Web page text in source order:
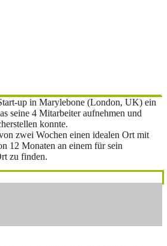
up in Marylebone (London, UK) ein
seine 4 Mitarbeiter aufnehmen und
konnte.
zwei Wochen einen idealen Ort mit
12 Monaten an einem für sein
zu finden.